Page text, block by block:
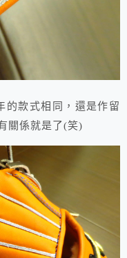
款式相同，還是作留
關係就是了(笑)